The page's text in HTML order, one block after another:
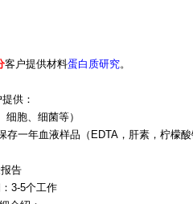
客户提供材料蛋白质研究。
供：
胞、细菌等）
一年血液样品（EDTA，肝素，柠檬酸
告
3-5个工作